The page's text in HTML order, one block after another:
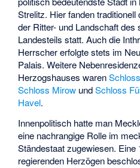
Strelitz. Hier fanden
der Ritter- und Landschaft des
Landesteils statt. Auch die
Herrscher erfolgte stets im
Palais. Weitere
Herzogshauses waren
Schloss Mirow undSchloss
Havel.
Innenpolitisch hatte man
eine nachrangige Rolle im
Ständestaat zugewiesen. Eine
regierenden Herzögen